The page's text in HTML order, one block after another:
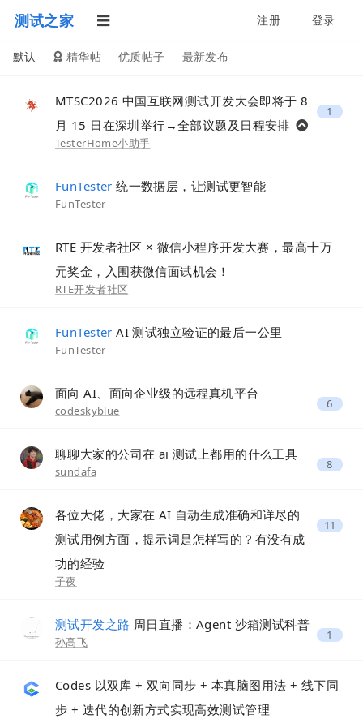
测试之家 注册 登录
默认 精华帖 优质帖子 最新发布
MTSC2026 中国互联网测试开发大会即将于 8
月 15 日在深圳举行→全部议题及日程安排
TesterHome小助手
1
FunTester 统一数据层，让测试更智能
FunTester
RTE 开发者社区 × 微信小程序开发大赛，最高十万
元奖金，入围获微信面试机会！
RTE开发者社区
FunTester AI 测试独立验证的最后一公里
FunTester
面向 AI、面向企业级的远程真机平台
codeskyblue 6
聊聊大家的公司在 ai 测试上都用的什么工具
sundafa 8
各位大佬，大家在 AI 自动生成准确和详尽的
测试用例方面，提示词是怎样写的？有没有成
功的经验
子夜
11
测试开发之路 周日直播：Agent 沙箱测试科普
孙高飞 1
Codes 以双库 + 双向同步 + 本真脑图用法 + 线下同
步 + 迭代的创新方式实现高效测试管理